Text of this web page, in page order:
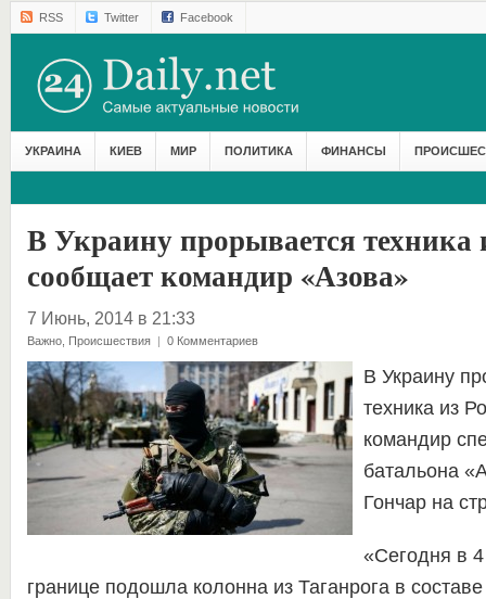
RSS Twitter Facebook
УКРАИНА КИЕВ МИР ПОЛИТИКА ФИНАНСЫ
В Украину прорывается техника
сообщает командир «Азова»
7 Июнь, 2014 в 21:33
Важно, Происшествия | 0 Комментариев
В Украину
техника из
командир
батальона
Гончар на
«Сегодня в
границе подошла колонна из Таганрога в